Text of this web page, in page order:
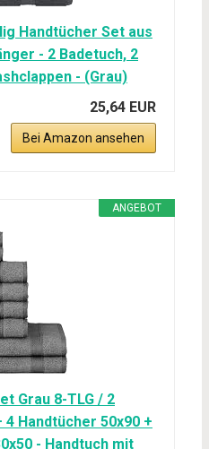
Handtücher Set aus
- 2 Badetuch, 2
- (Grau)
25,64 EUR
Bei Amazon ansehen
ANGEBOT
Grau 8-TLG / 2
4 Handtücher 50x90 +
- Handtuch mit